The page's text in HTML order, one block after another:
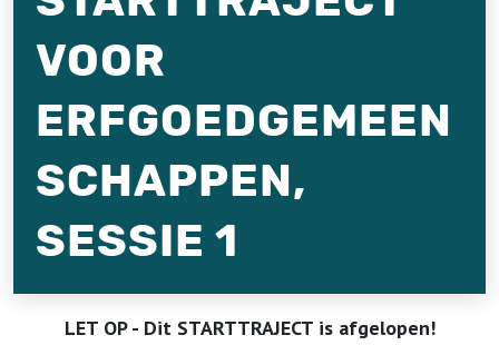
VOOR
ERFGOEDGEMEEN
SCHAPPEN,
SESSIE 1
LET OP - Dit STARTTRAJECT is afgelopen!